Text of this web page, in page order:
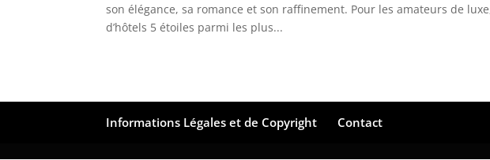
son élégance, sa romance et son raffinement. Pour les amateurs de
d’hôtels 5 étoiles parmi les plus...
Informations Légales et de Copyright Contact